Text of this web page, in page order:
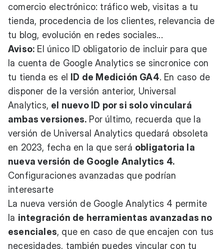
comercio electrónico: tráfico web, visitas a tu
tienda, procedencia de los clientes, relevancia de
tu blog, evolución en redes sociales...
Aviso: El único ID obligatorio de incluir para que
la cuenta de Google Analytics se sincronice con
tu tienda es el ID de Medición GA4. En caso de
disponer de la versión anterior, Universal
Analytics, el nuevo ID por si solo vinculará
ambas versiones. Por último, recuerda que la
versión de Universal Analytics quedará obsoleta
en 2023, fecha en la que será obligatoria la
nueva versión de Google Analytics 4.
Configuraciones avanzadas que podrían
interesarte
La nueva versión de Google Analytics 4 permite
la integración de herramientas avanzadas no
esenciales, que en caso de que encajen con tus
necesidades, también puedes vincular con tu